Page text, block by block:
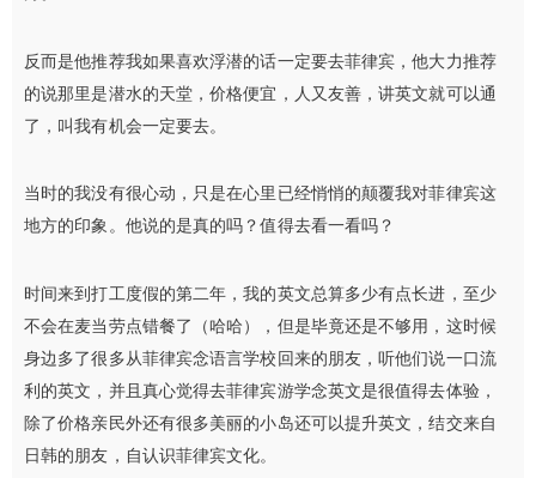
反而是他推荐我如果喜欢浮潜的话一定要去菲律宾，他大力推荐
的说那里是潜水的天堂，价格便宜，人又友善，讲英文就可以通
了，叫我有机会一定要去。
当时的我没有很心动，只是在心里已经悄悄的颠覆我对菲律宾这
地方的印象。他说的是真的吗？值得去看一看吗？
时间来到打工度假的第二年，我的英文总算多少有点长进，至少
不会在麦当劳点错餐了（哈哈），但是毕竟还是不够用，这时候
身边多了很多从菲律宾念语言学校回来的朋友，听他们说一口流
利的英文，并且真心觉得去菲律宾游学念英文是很值得去体验，
除了价格亲民外还有很多美丽的小岛还可以提升英文，结交来自
日韩的朋友，自认识菲律宾文化。